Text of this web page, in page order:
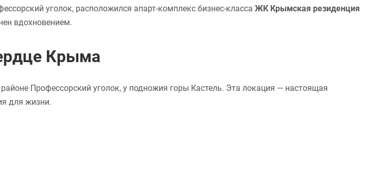
уголок, расположился апарт-комплекс бизнес-класса ЖК Крымская резиденция
вдохновением.
Крыма
Профессорский уголок, у подножия горы Кастель. Эта локация — настоящая
для жизни.